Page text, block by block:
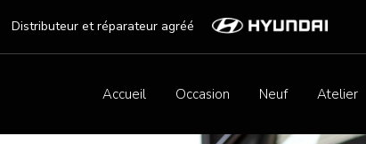
Distributeur et réparateur agréé
Accueil Occasion Neuf Atelier